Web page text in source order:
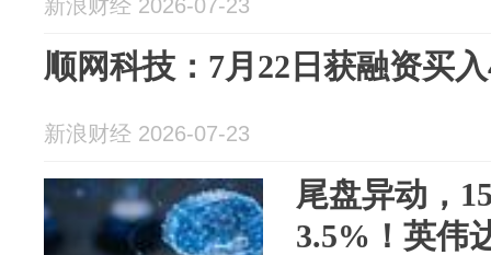
新浪财经 2026-07-23
顺网科技：7月22日获融资买
新浪财经 2026-07-23
尾盘异动，
3.5%！英伟